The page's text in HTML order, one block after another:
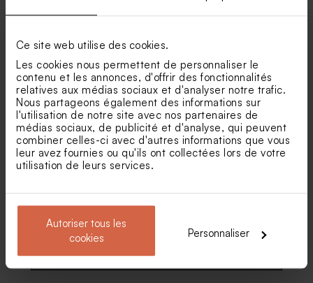
Ce site web utilise des cookies.
Les cookies nous permettent de personnaliser le
contenu et les annonces, d'offrir des fonctionnalités
relatives aux médias sociaux et d'analyser notre trafic.
Nous partageons également des informations sur
l'utilisation de notre site avec nos partenaires de
médias sociaux, de publicité et d'analyse, qui peuvent
combiner celles-ci avec d'autres informations que vous
leur avez fournies ou qu'ils ont collectées lors de votre
utilisation de leurs services.
Autoriser tous les
cookies
Personnaliser
photomaton tendance
anniversaire adulte ticket de
cinéma
photo négative